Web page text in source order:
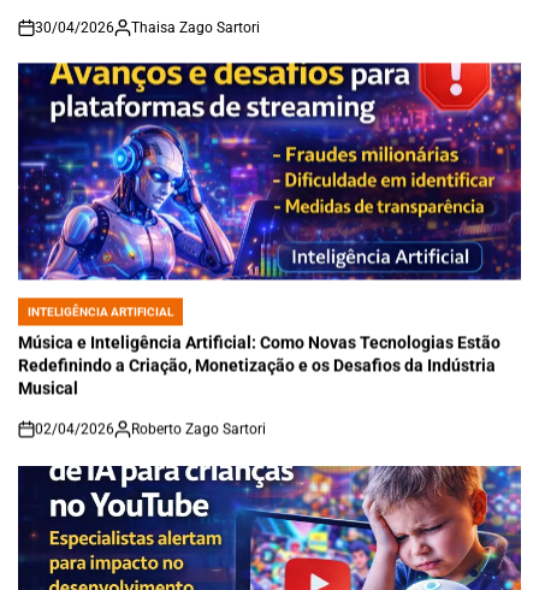
on
30/04/2026 Thaisa Zago Sartori
POSTED
IN
INTELIGÊNCIA ARTIFICIAL
Música e Inteligência Artificial: Como Novas Tecnologias Estão
Redefinindo a Criação, Monetização e os Desafios da Indústria
Musical
on
02/04/2026 Roberto Zago Sartori